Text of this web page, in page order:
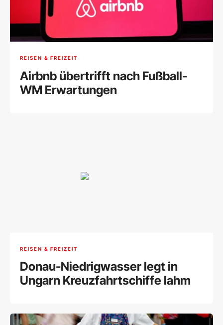
REISEN & FREIZEIT
Airbnb übertrifft nach Fußball-
WM Erwartungen
REISEN & FREIZEIT
Donau-Niedrigwasser legt in
Ungarn Kreuzfahrtschiffe lahm